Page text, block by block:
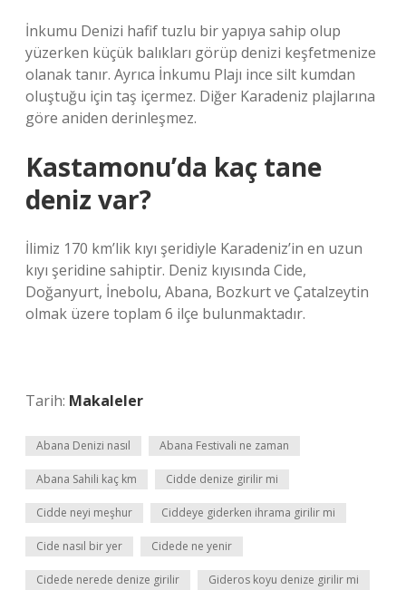
İnkumu Denizi hafif tuzlu bir yapıya sahip olup
yüzerken küçük balıkları görüp denizi keşfetmenize
olanak tanır. Ayrıca İnkumu Plajı ince silt kumdan
oluştuğu için taş içermez. Diğer Karadeniz plajlarına
göre aniden derinleşmez.
Kastamonu’da kaç tane
deniz var?
İlimiz 170 km’lik kıyı şeridiyle Karadeniz’in en uzun
kıyı şeridine sahiptir. Deniz kıyısında Cide,
Doğanyurt, İnebolu, Abana, Bozkurt ve Çatalzeytin
olmak üzere toplam 6 ilçe bulunmaktadır.
Tarih: Makaleler
Abana Denizi nasıl Abana Festivali ne zaman
Abana Sahili kaç km Cidde denize girilir mi
Cidde neyi meşhur Ciddeye giderken ihrama girilir mi
Cide nasıl bir yer Cidede ne yenir
Cidede nerede denize girilir Gideros koyu denize girilir mi